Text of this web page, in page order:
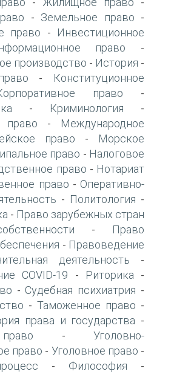
- -
- Земельное право -
право -
Инвестиционное
право -
производство - История -
-
Конституционное
право -
- Криминология -
право -
Международное
право -
Морское
право - Налоговое
право - Нотариат
право - Оперативно-
- Политология -
- Право зарубежных стран
-
Право
- Правоведение
деятельность -
COVID-19 - Риторика -
- Судебная психиатрия -
- Таможенное право -
права и государства -
-Уголовно-
право - Уголовное право -
- Философия -